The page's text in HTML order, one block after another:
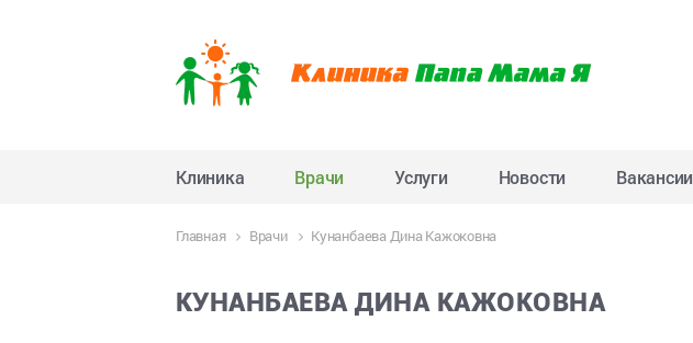
Клиника Врачи Услуги Новости Вакансии
Главная Врачи Кунанбаева Дина Кажоковна
КУНАНБАЕВА ДИНА КАЖОКОВНА